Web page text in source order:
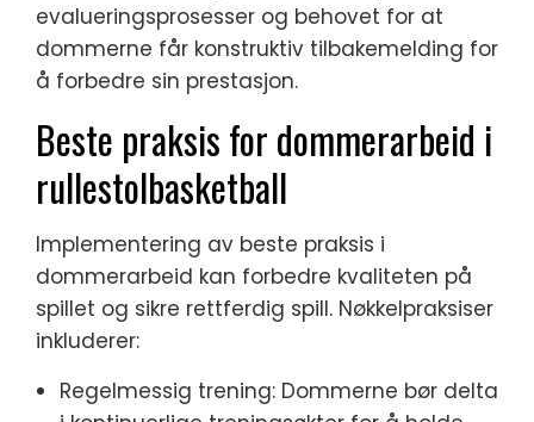
evalueringsprosesser og behovet for at
dommerne får konstruktiv tilbakemelding for
å forbedre sin prestasjon.
Beste praksis for dommerarbeid i
rullestolbasketball
Implementering av beste praksis i
dommerarbeid kan forbedre kvaliteten på
spillet og sikre rettferdig spill. Nøkkelpraksiser
inkluderer:
Regelmessig trening: Dommerne bør delta